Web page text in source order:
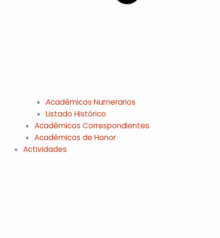
Académicos Numerarios
Listado Histórico
Académicos Correspondientes
Académicos de Honor
Actividades